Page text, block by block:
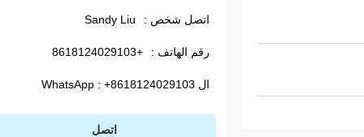
اتصل شخص : Sandy Liu
رقم الهاتف : +8618124029103
ال WhatsApp : +8618124029103
اتصل